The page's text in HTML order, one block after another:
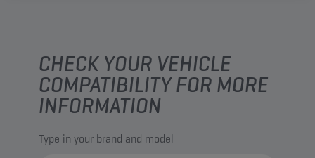
CHECK YOUR VEHICLE
COMPATIBILITY FOR MORE
INFORMATION
Type in your brand and model